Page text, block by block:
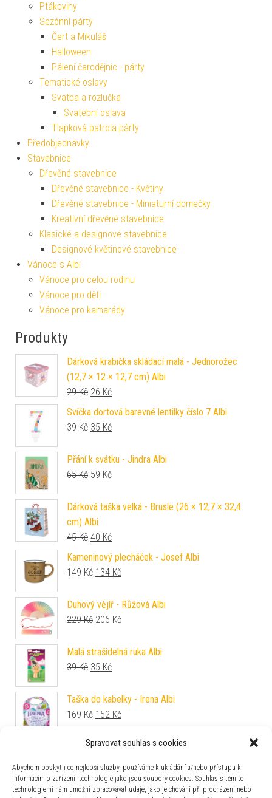
Spravovat souhlas s cookies
Abychom poskytli co nejlepší služby, používáme k ukládání a/nebo přístupu k
informacím o zařízení, technologie jako jsou soubory cookies. Souhlas s těmito
technologiemi nám umožní zpracovávat údaje, jako je chování při procházení nebo
Ptákoviny
Sezónní párty
Čert a Mikuláš
Halloween
Pálení čarodějnic - párty
Tematické oslavy
Svatba a rozlučka
Svatební oslava
Tlapková patrola párty
Předobjednávky
Stavebnice
Dřevěné stavebnice
Dřevěné stavebnice - Květiny
Dřevěné stavebnice - Miniaturní domečky
Kreativní dřevěné stavebnice
Klasické a designové stavebnice
Designové květinové stavebnice
Vánoce s Albi
Vánoce pro celou rodinu
Vánoce pro děti
Vánoce pro kamarády
Produkty
Dárková krabička skládací malá - Jednorožec
(12,7 × 12 × 12,7 cm) Albi
29Kč Původní cena byla: 29 Kč.
26 KčAktuální cena je: 26 Kč.
Svíčka dortová barevné lentilky číslo 7 Albi
39Kč Původní cena byla: 39 Kč.
35 KčAktuální cena je: 35 Kč.
Přání k svátku - Jindra Albi
65Kč Původní cena byla: 65 Kč.
59 KčAktuální cena je: 59 Kč.
Dárková taška velká - Brusle (26 × 12,7 × 32,4
cm) Albi
45Kč Původní cena byla: 45 Kč.
40 KčAktuální cena je: 40 Kč.
Kameninový plecháček - Josef Albi
149Kč Původní cena byla: 149 Kč.
134 KčAktuální cena je: 134 Kč.
Duhový vějíř - Růžová Albi
229Kč Původní cena byla: 229 Kč.
206 KčAktuální cena je: 206 Kč.
Malá strašidelná ruka Albi
39Kč Původní cena byla: 39 Kč.
35 KčAktuální cena je: 35 Kč.
Taška do kabelky - Irena Albi
169Kč Původní cena byla: 169 Kč.
152 KčAktuální cena je: 152 Kč.
Balónek fóliový Hovínko Albi
Kč Původní cena byla: 79 Kč.
71 KčAktuální cena je: 71 Kč.
Dárková taška malá - Robot (17,8 × 9,8 × 22,9